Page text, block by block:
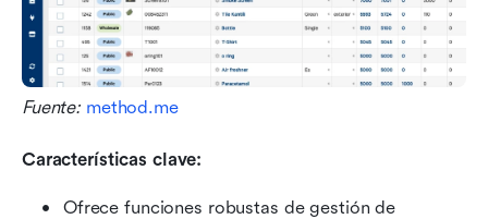
Fuente: method.me
Características clave:
Ofrece funciones robustas de gestión de